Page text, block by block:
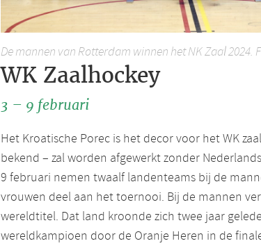
De mannen van Rotterdam winnen het NK Zaal 2024.
WK Zaalhockey
3 – 9 februari
Het Kroatische Porec is het decor voor het WK
bekend – zal worden afgewerkt zonder
9 februari nemen twaalf landenteams bij de
vrouwen deel aan het toernooi. Bij de mannen
wereldtitel. Dat land kroonde zich twee jaar
wereldkampioen door de Oranje Heren in de